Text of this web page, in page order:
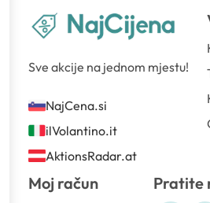
Sve akcije na jednom mjestu!
NajCena.si
ilVolantino.it
AktionsRadar.at
Moj račun Pratite